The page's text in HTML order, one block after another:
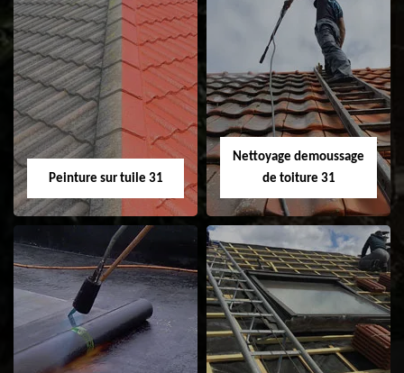
Nettoyage et
ravalement de
façade 31
Isolation toiture 31
Peinture sur tuile 31
Peinture sur tuile
31
Nettoyage demoussage
de toiture 31
Nettoyage
demoussage de
toiture 31